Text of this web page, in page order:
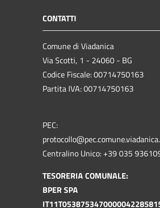
CONTATTI
Comune di Viadanica
Via Scotti, 1 - 24060 - BG
Codice Fiscale: 00714750163
Partita IVA: 00714750163
PEC:
Centralino Unico: +39 035
TESORERIA COMUNALE:
BPER SPA